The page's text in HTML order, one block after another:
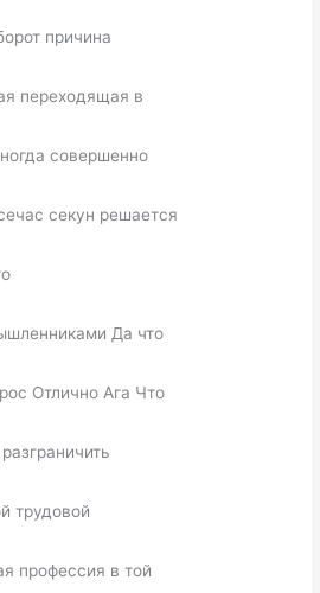
причина
переходящая в
совершенно
секун решается
Да что
Отлично Ага Что
трудовой
профессия в той